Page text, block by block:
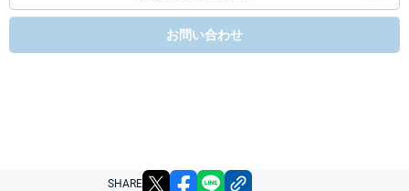
お問い合わせ
SHARE X facebook